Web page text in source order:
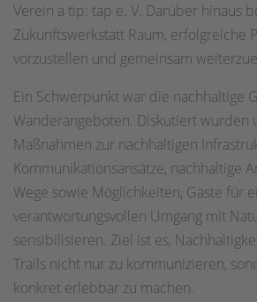
Verein a tip: tap e. V. Darüber hinaus
Zukunftswerkstatt Raum, erfolgreiche
vorzustellen und gemeinsam
Ein Schwerpunkt war die nachhaltige
Wanderangeboten. Diskutiert wurden
Maßnahmen zur nachhaltigen
Kommunikationsansätze, nachhaltige
Wege sowie Möglichkeiten, Gäste für
verantwortungsvollen Umgang mit
sensibilisieren. Ziel ist es,
Trails nicht nur zu kommunizieren,
konkret erlebbar zu machen.